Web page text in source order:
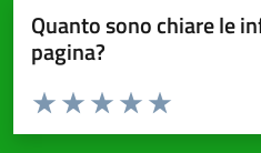
Quanto sono chiare le
pagina?
Valuta da 1 a 5 stelle la pagina
Valuta 5 stelle
Valuta 4 stelle su 5
Valuta 3 stelle su 5
Valuta 2 stelle su 5
Valuta 1 stelle su 5